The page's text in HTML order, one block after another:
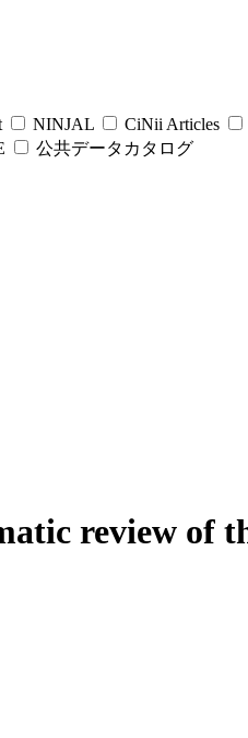
NINJAL CiNii Articles
公共データカタログ
review of